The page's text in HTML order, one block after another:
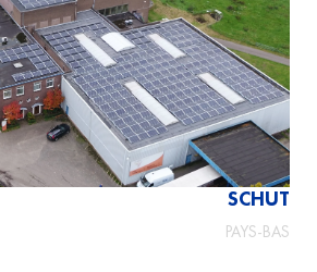
SCHUT
PAYS-BAS